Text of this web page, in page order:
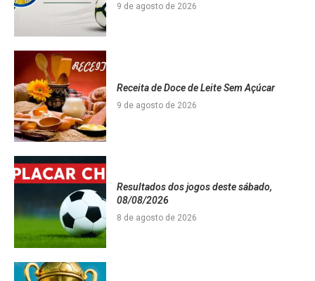
9 de agosto de 2026
Receita de Doce de Leite Sem Açúcar
9 de agosto de 2026
Resultados dos jogos deste sábado,
08/08/2026
8 de agosto de 2026